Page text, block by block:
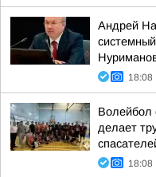
Андрей
18:08
Волейбол
делает
18:08